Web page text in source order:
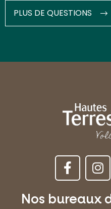
PLUS DE QUESTIONS
Nos bureaux